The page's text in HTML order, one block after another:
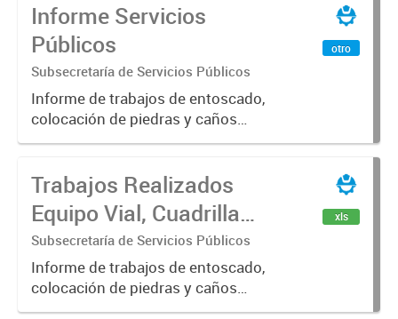
Informe Servicios
Públicos
Subsecretaría de Servicios Públicos
Informe de trabajos de entoscado,
colocación de piedras y caños
(zanjeo - cruce de calles) Informe
construcción, colocación de tapa
registro, reparación...
otro
Trabajos Realizados
Equipo Vial, Cuadrilla
Bacheo, Servicio
Eléctrico - Noviembre
2021
Subsecretaría de Servicios Públicos
Informe de trabajos de entoscado,
colocación de piedras y caños
(zanjeo - cruce de calles) Informe
xls